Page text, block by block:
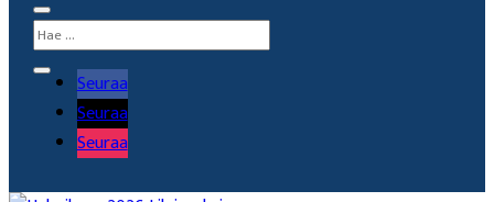
Seuraa
Seuraa
Seuraa